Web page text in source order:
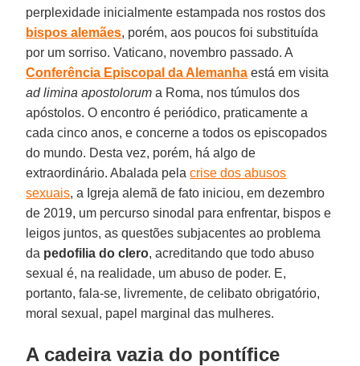
perplexidade inicialmente estampada nos rostos dos
bispos alemães, porém, aos poucos foi substituída
por um sorriso. Vaticano, novembro passado. A
Conferência Episcopal da Alemanha está em visita
ad limina apostoloruma Roma, nos túmulos dos
apóstolos. O encontro é periódico, praticamente a
cada cinco anos, e concerne a todos os episcopados
do mundo. Desta vez, porém, há algo de
extraordinário. Abalada pela crise dos abusos
sexuais, a Igreja alemã de fato iniciou, em dezembro
de 2019, um percurso sinodal para enfrentar, bispos e
leigos juntos, as questões subjacentes ao problema
da pedofilia do clero, acreditando que todo abuso
sexual é, na realidade, um abuso de poder. E,
portanto, fala-se, livremente, de celibato obrigatório,
moral sexual, papel marginal das mulheres.
A cadeira vazia do pontífice